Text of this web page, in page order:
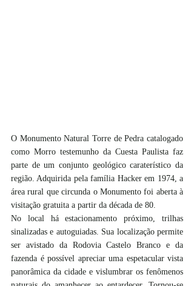
O Monumento Natural Torre de Pedra catalogado
como Morro testemunho da Cuesta Paulista faz
parte de um conjunto geológico caraterístico da
região. Adquirida pela família Hacker em 1974, a
área rural que circunda o Monumento foi aberta à
visitação gratuita a partir da década de 80.
No local há estacionamento próximo, trilhas
sinalizadas e autoguiadas. Sua localização permite
ser avistado da Rodovia Castelo Branco e da
fazenda é possível apreciar uma espetacular vista
panorâmica da cidade e vislumbrar os fenômenos